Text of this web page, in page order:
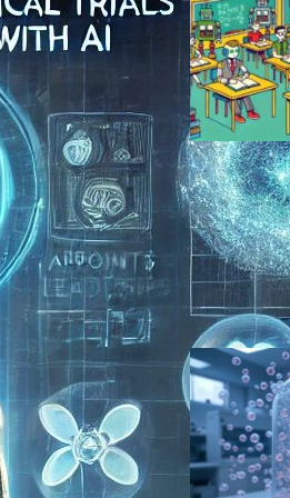
企業のAI
験、
Centerで
ットの品
チャットボッ
2024年11月22